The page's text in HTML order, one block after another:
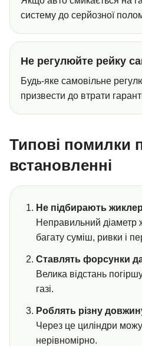
систему до серйозної
Не регулюйте рейку
Будь-яке самовільне
призвести до втрати
Типові помилки
встановленні
Не підбирають
Неправильний діаметр
багату суміш, ривки і
Ставлять форсунки
Велика відстань
газі.
Роблять різну
Через це циліндри
нерівномірно.